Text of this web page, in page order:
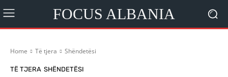
FOCUS ALBANIA
Home Të tjera Shëndetësi
TË TJERA SHËNDETËSI